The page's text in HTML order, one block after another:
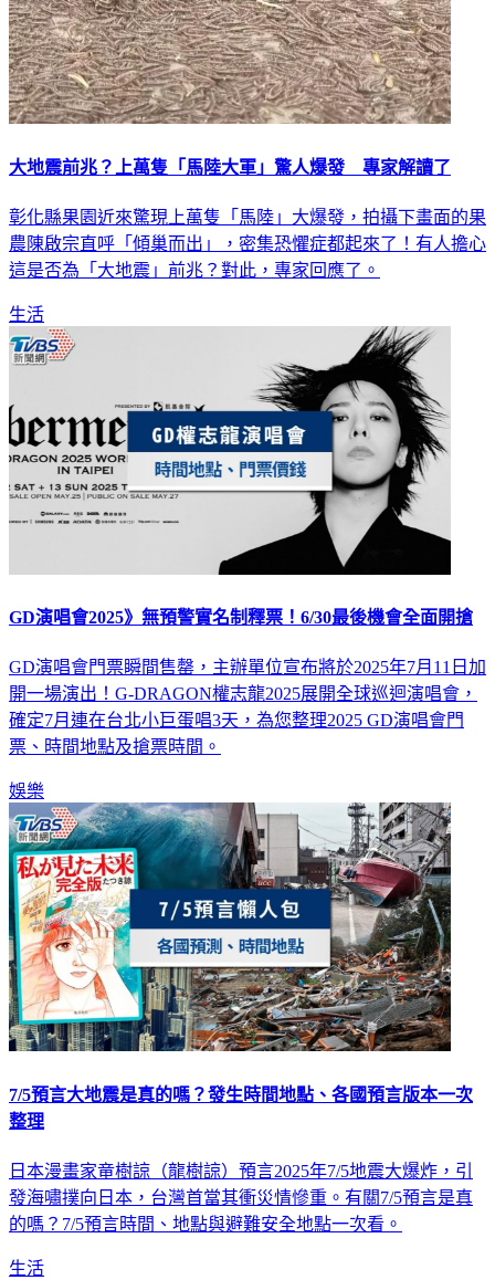
大地震前兆？上萬隻「馬陸大軍」驚人爆發 專家解讀了
彰化縣果園近來驚現上萬隻「馬陸」大爆發，拍攝下畫面的果
農陳啟宗直呼「傾巢而出」，密集恐懼症都起來了！有人擔心
這是否為「大地震」前兆？對此，專家回應了。
生活
GD演唱會2025》無預警實名制釋票！6/30最後機會全面開搶
GD演唱會門票瞬間售罄，主辦單位宣布將於2025年7月11日加
開一場演出！G-DRAGON權志龍2025展開全球巡迴演唱會，
確定7月連在台北小巨蛋唱3天，為您整理2025 GD演唱會門
票、時間地點及搶票時間。
娛樂
7/5預言大地震是真的嗎？發生時間地點、各國預言版本一次
整理
日本漫畫家竜樹諒（龍樹諒）預言2025年7/5地震大爆炸，引
發海嘯撲向日本，台灣首當其衝災情慘重。有關7/5預言是真
的嗎？7/5預言時間、地點與避難安全地點一次看。
生活